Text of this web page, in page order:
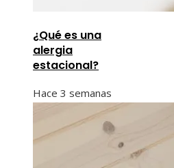
¿Qué es una
alergia
estacional?
Hace 3 semanas